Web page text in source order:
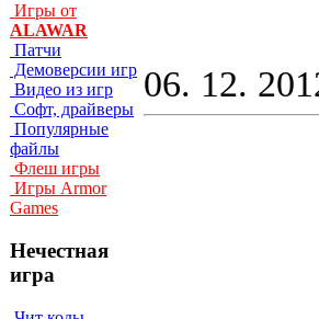
Игры от
ALAWAR
Патчи
Демоверсии игр
Видео из игр
Софт, драйверы
Популярные
файлы
Флеш игры
Игры Armor
Games
Нечестная
игра
06. 12.